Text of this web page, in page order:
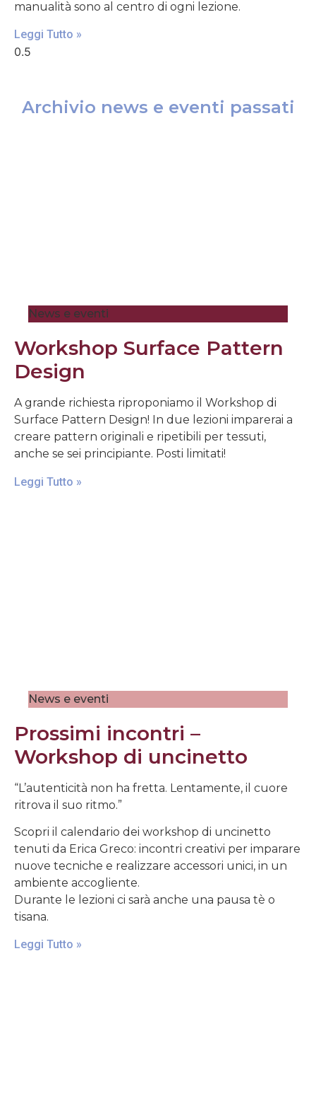
manualità sono al centro di ogni lezione.
Leggi Tutto »
Archivio news e eventi passati
News e eventi
Workshop Surface Pattern
Design
A grande richiesta riproponiamo il Workshop di
Surface Pattern Design! In due lezioni imparerai a
creare pattern originali e ripetibili per tessuti,
anche se sei principiante. Posti limitati!
Leggi Tutto »
News e eventi
Prossimi incontri –
Workshop di uncinetto
“L’autenticità non ha fretta. Lentamente, il cuore
ritrova il suo ritmo.”
Scopri il calendario dei workshop di uncinetto
tenuti da Erica Greco: incontri creativi per imparare
nuove tecniche e realizzare accessori unici, in un
ambiente accogliente.
Durante le lezioni ci sarà anche una pausa tè o
tisana.
Leggi Tutto »